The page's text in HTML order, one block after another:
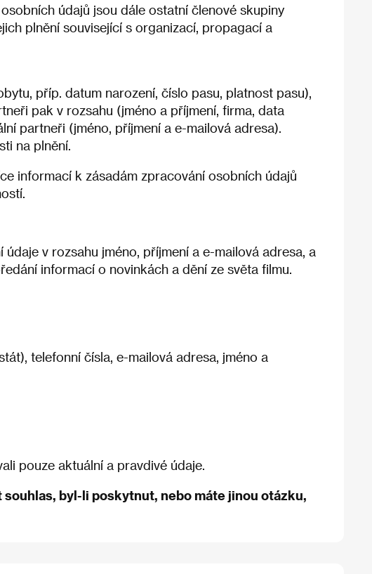
údajů jsou dále ostatní členové skupiny
plnění související s organizací, propagací a
příp. datum narození, číslo pasu, platnost pasu),
pak v rozsahu (jméno a příjmení, firma, data
partneři (jméno, příjmení a e-mailová adresa).
na plnění.
informací k zásadám zpracování osobních údajů
v rozsahu jméno, příjmení a e-mailová adresa, a
informací o novinkách a dění ze světa filmu.
telefonní čísla, e-mailová adresa, jméno a
pouze aktuální a pravdivé údaje.
byl-li poskytnut, nebo máte jinou otázku,